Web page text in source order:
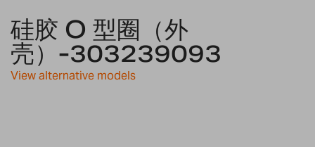
to
the
beginning
of
the
硅胶 O 型圈（外
壳）-303239093
View alternative models